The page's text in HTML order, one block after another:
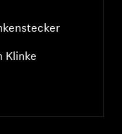
Klinke